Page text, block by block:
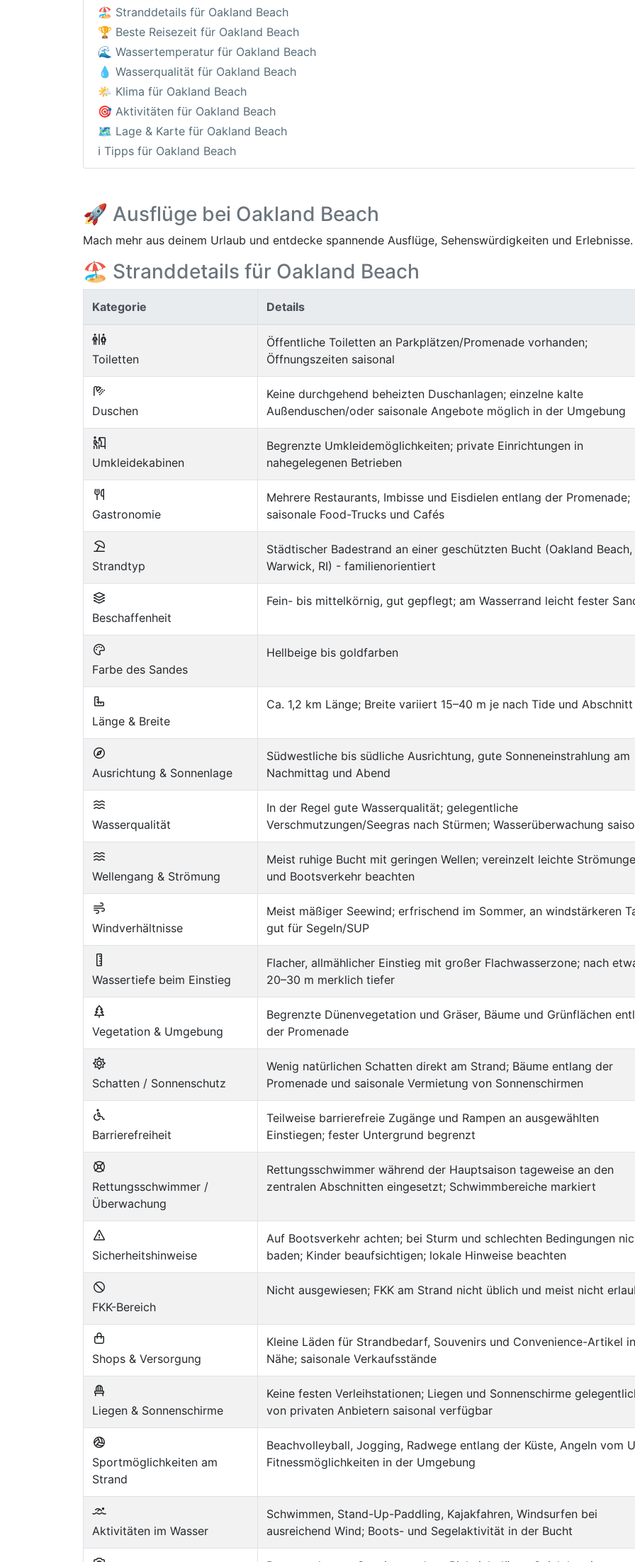
🏖️ Stranddetails für Oakland Beach
🏆 Beste Reisezeit für Oakland Beach
🌊 Wassertemperatur für Oakland Beach
💧 Wasserqualität für Oakland Beach
🌤️ Klima für Oakland Beach
🎯 Aktivitäten für Oakland Beach
🗺️ Lage & Karte für Oakland Beach
ℹ️ Tipps für Oakland Beach
🚀 Ausflüge bei Oakland Beach
Mach mehr aus deinem Urlaub und entdecke spannende Ausflüge, Sehenswürdigkeiten und Erlebnisse.
🏖️ Stranddetails für Oakland Beach
Kategorie Details
Toiletten
Öffentliche Toiletten an Parkplätzen/Promenade vorhanden;
Öffnungszeiten saisonal
Duschen
Keine durchgehend beheizten Duschanlagen; einzelne kalte
Außenduschen/oder saisonale Angebote möglich in der Umgebung
Umkleidekabinen
Begrenzte Umkleidemöglichkeiten; private Einrichtungen in
nahegelegenen Betrieben
Gastronomie
Mehrere Restaurants, Imbisse und Eisdielen entlang der Promenade;
saisonale Food-Trucks und Cafés
Strandtyp
Städtischer Badestrand an einer geschützten Bucht (Oakland Beach,
Warwick, RI) - familienorientiert
Beschaffenheit
Fein- bis mittelkörnig, gut gepflegt; am Wasserrand leicht fester
Farbe des Sandes
Hellbeige bis goldfarben
Länge & Breite
Ca. 1,2 km Länge; Breite variiert 15–40 m je nach Tide und Abschnitt
Ausrichtung & Sonnenlage
Südwestliche bis südliche Ausrichtung, gute Sonneneinstrahlung am
Nachmittag und Abend
Wasserqualität
In der Regel gute Wasserqualität; gelegentliche
Verschmutzungen/Seegras nach Stürmen; Wasserüberwachung
Wellengang & Strömung
Meist ruhige Bucht mit geringen Wellen; vereinzelt leichte
und Bootsverkehr beachten
Windverhältnisse
Meist mäßiger Seewind; erfrischend im Sommer, an windstärkeren
gut für Segeln/SUP
Wassertiefe beim Einstieg
Flacher, allmählicher Einstieg mit großer Flachwasserzone; nach
20–30 m merklich tiefer
Vegetation & Umgebung
Begrenzte Dünenvegetation und Gräser, Bäume und Grünflächen
der Promenade
Schatten / Sonnenschutz
Wenig natürlichen Schatten direkt am Strand; Bäume entlang der
Promenade und saisonale Vermietung von Sonnenschirmen
Barrierefreiheit
Teilweise barrierefreie Zugänge und Rampen an ausgewählten
Einstiegen; fester Untergrund begrenzt
Rettungsschwimmer /
Überwachung
Rettungsschwimmer während der Hauptsaison tageweise an den
zentralen Abschnitten eingesetzt; Schwimmbereiche markiert
Sicherheitshinweise
Auf Bootsverkehr achten; bei Sturm und schlechten Bedingungen
baden; Kinder beaufsichtigen; lokale Hinweise beachten
FKK-Bereich
Nicht ausgewiesen; FKK am Strand nicht üblich und meist nicht
Shops & Versorgung
Kleine Läden für Strandbedarf, Souvenirs und Convenience-Artikel
Nähe; saisonale Verkaufsstände
Liegen & Sonnenschirme
Keine festen Verleihstationen; Liegen und Sonnenschirme
von privaten Anbietern saisonal verfügbar
Sportmöglichkeiten am
Strand
Beachvolleyball, Jogging, Radwege entlang der Küste, Angeln vom
Fitnessmöglichkeiten in der Umgebung
Aktivitäten im Wasser
Schwimmen, Stand-Up-Paddling, Kajakfahren, Windsurfen bei
ausreichend Wind; Boots- und Segelaktivität in der Bucht